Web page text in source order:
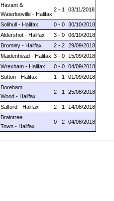
Havant &
Waterlooville - Halifax
2 - 1 03/11/2018
Solihull - Halifax 0 - 0 30/10/2018
Aldershot - Halifax
3 - 0 06/10/2018
Bromley - Halifax
2 - 2 29/09/2018
Maidenhead - Halifax 3 - 0
15/09/2018
Wrexham - Halifax
0 - 0 04/09/2018
Sutton - Halifax
1 - 1
01/09/2018
Boreham
Wood - Halifax
2 - 1 25/08/2018
Salford - Halifax 2 - 1
14/08/2018
Braintree
Town - Halifax
0 - 2 04/08/2018